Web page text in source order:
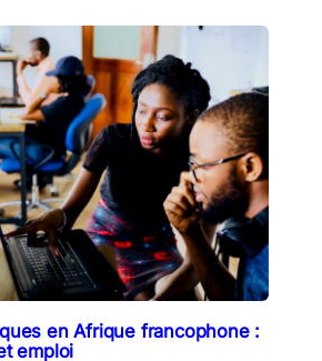
en Afrique francophone :
emploi